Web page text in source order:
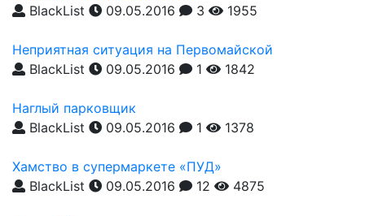
BlackList
09.05.2016 3 1955
Неприятная ситуация на Первомайской
BlackList
09.05.2016 1 1842
Наглый парковщик
BlackList
09.05.2016 1 1378
Хамство в супермаркете «ПУД»
BlackList
09.05.2016 12 4875